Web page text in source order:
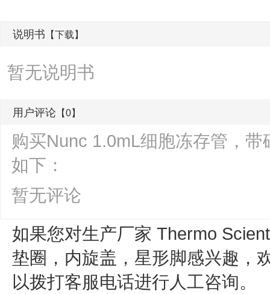
说明书 【下载】
暂无说明书
用户评论 【0】
购买Nunc 1.0mL细胞冻存管，
如下：
暂无评论
如果您对生产厂家 Thermo
垫圈，内旋盖，星形脚感兴趣，
以拨打客服电话进行人工咨询。